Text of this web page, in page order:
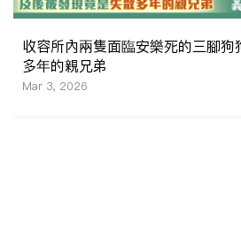
收容所內兩隻面臨安樂死的三腳
多年的親兄弟
Mar 3, 2026